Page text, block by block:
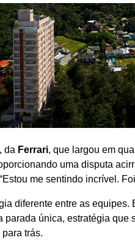
, da Ferrari, que largou em
uma disputa
me sentindo incrível.
diferente entre as equipes.
única, estratégia que
trás.